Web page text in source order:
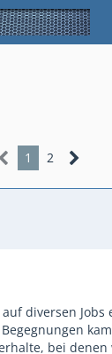
1
2
diversen Jobs
bei